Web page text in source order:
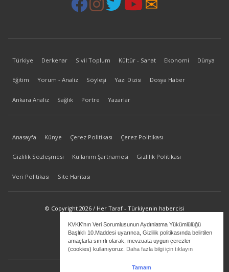
KVKK'nın Veri Sorumlusunun Aydınlatma Yükümlülüğü
Başlıklı 10.Maddesi uyarınca, Gizlilik politikasında belirtilen
amaçlarla sınırlı olarak, mevzuata uygun çerezler
(cookies) kullanıyoruz. Daha fazla bilgi için tıklayın
Tamam
Türkiye Derkenar Sivil Toplum Kültür - Sanat Ekonomi Dünya
Eğitim Yorum - Analiz Söyleşi Yazı Dizisi Dosya Haber
Ankara Analiz Sağlık Portre Yazarlar
Anasayfa Künye Çerez Politikası Çerez Politikası
Gizlilik Sözleşmesi Kullanım Şartnamesi Gizlilik Politikası
Veri Politikası Site Haritası
© Copyright 2026 / Her Taraf - Türkiyenin habercisi
bilgi@hertaraf.com